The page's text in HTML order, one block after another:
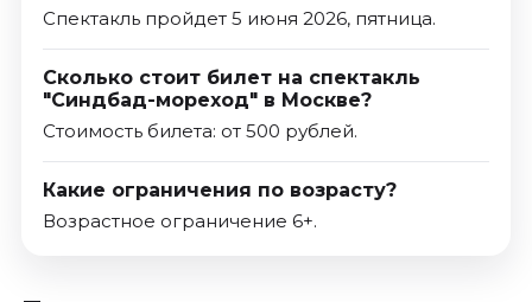
Спектакль пройдет 5 июня 2026, пятница.
Сколько стоит билет на спектакль
"Синдбад-мореход" в Москве?
Стоимость билета: от 500 рублей.
Какие ограничения по возрасту?
Возрастное ограничение 6+.